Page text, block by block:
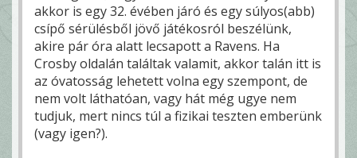
akkor is egy 32. évében járó és egy súlyos(abb)
csípő sérülésből jövő játékosról beszélünk,
akire pár óra alatt lecsapott a Ravens. Ha
Crosby oldalán találtak valamit, akkor talán itt is
az óvatosság lehetett volna egy szempont, de
nem volt láthatóan, vagy hát még ugye nem
tudjuk, mert nincs túl a fizikai teszten emberünk
(vagy igen?).